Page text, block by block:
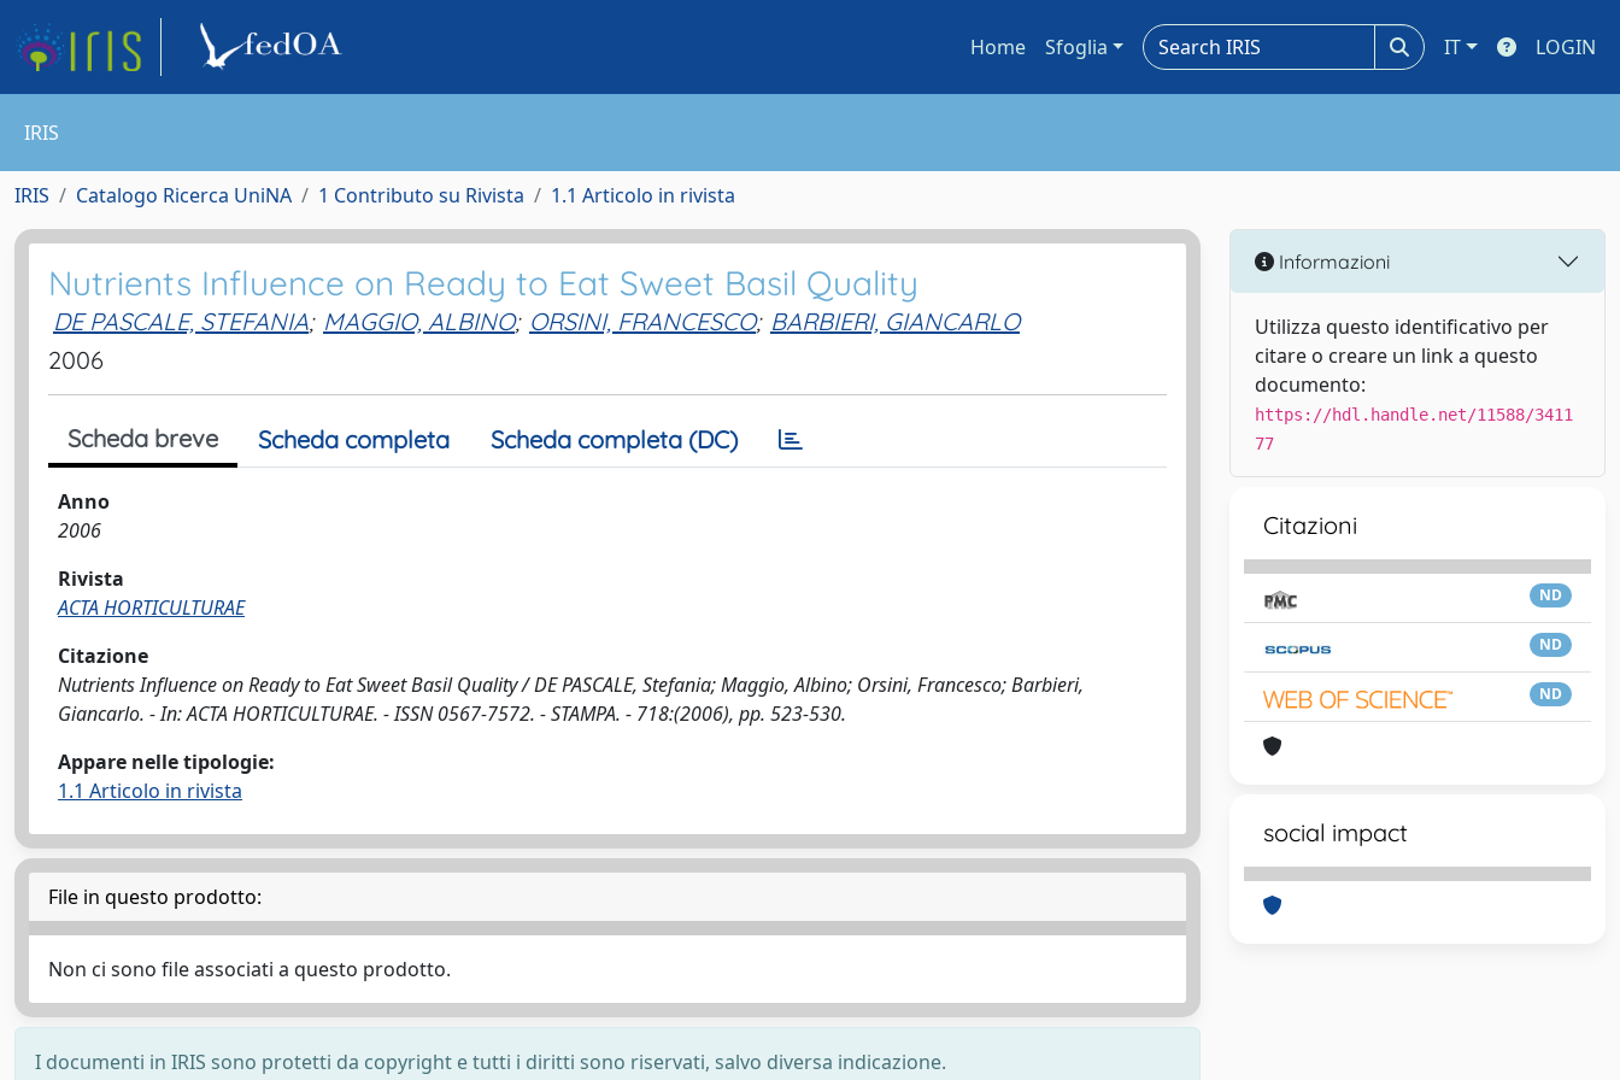
Home Sfoglia IT LOGIN
IRIS
IRIS Catalogo Ricerca UniNA 1 Contributo su Rivista 1.1 Articolo in rivista
Nutrients Influence on Ready to Eat Sweet Basil Quality
DE PASCALE, STEFANIA; MAGGIO, ALBINO; ORSINI, FRANCESCO; BARBIERI, GIANCARLO
2006
Scheda breve Scheda completa Scheda completa (DC)
Anno
2006
Rivista
ACTA HORTICULTURAE
Citazione
Nutrients Influence on Ready to Eat Sweet Basil Quality / DE PASCALE, Stefania; Maggio, Albino; Orsini, Francesco; Barbieri,
Giancarlo. - In: ACTA HORTICULTURAE. - ISSN 0567-7572. - STAMPA. - 718:(2006), pp. 523-530.
Appare nelle tipologie:
1.1 Articolo in rivista
File in questo prodotto:
Non ci sono file associati a questo prodotto.
I documenti in IRIS sono protetti da copyright e tutti i diritti sono riservati, salvo diversa indicazione.
Informazioni
Utilizza questo identificativo per
citare o creare un link a questo
documento:
https://hdl.handle.net/11588/3411
77
Citazioni
ND
ND
ND
social impact